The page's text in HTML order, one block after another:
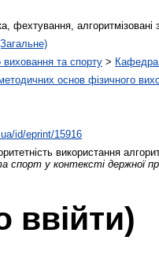
фехтування, алгоритмізовані
виховання та спорту > Кафедра
основ фізичного
id/eprint/15916
використання
спорт у контексті держної
ввійти)